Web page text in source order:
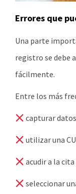
Errores que
Una parte
registro se debe
fácilmente.
Entre los más
capturar
utilizar una
acudir a la
seleccionar